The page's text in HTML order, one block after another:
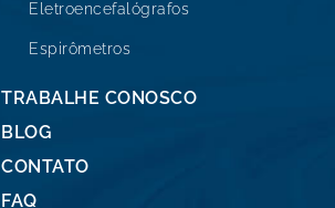
Eletroencefalógrafos
Espirômetros
TRABALHE CONOSCO
BLOG
CONTATO
FAQ